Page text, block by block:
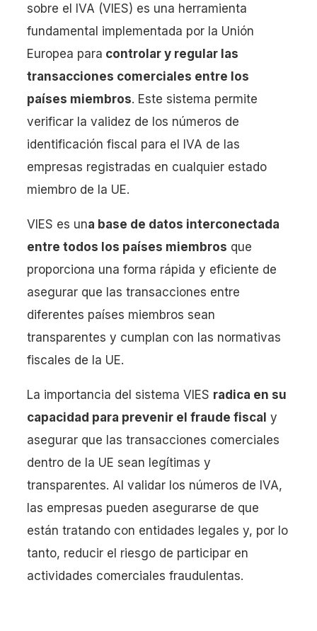
sobre el IVA (VIES) es una herramienta
fundamental implementada por la Unión
Europea para controlar y regular las
transacciones comerciales entre los
países miembros. Este sistema permite
verificar la validez de los números de
identificación fiscal para el IVA de las
empresas registradas en cualquier estado
miembro de la UE.
VIES es una base de datos interconectada
entre todos los países miembros que
proporciona una forma rápida y eficiente de
asegurar que las transacciones entre
diferentes países miembros sean
transparentes y cumplan con las normativas
fiscales de la UE.
La importancia del sistema VIES radica en su
capacidad para prevenir el fraude fiscal y
asegurar que las transacciones comerciales
dentro de la UE sean legítimas y
transparentes. Al validar los números de IVA,
las empresas pueden asegurarse de que
están tratando con entidades legales y, por lo
tanto, reducir el riesgo de participar en
actividades comerciales fraudulentas.